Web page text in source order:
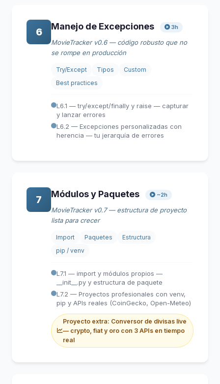
6 Manejo de Excepciones 3h
MovieTracker v0.6 — código robusto que no
se rompe en producción
Try/Except Tipos
Custom
Best practices
L6.1 — try/except/finally y raise — capturar
y lanzar errores
L6.2 — Excepciones personalizadas con
herencia — tu jerarquía de errores
7 Módulos y Paquetes ~2h
MovieTracker v0.7 — estructura de proyecto
lista para crecer
Import Paquetes
Estructura
pip / venv
L7.1 — import y módulos propios —
__init__.py y estructura de paquete
L7.2 — Proyectos profesionales con venv,
pip y APIs reales (CoinGecko, Open-Meteo)
Proyecto extra: Conversor de divisas live
— crypto, fiat y oro con 3 APIs en tiempo
real